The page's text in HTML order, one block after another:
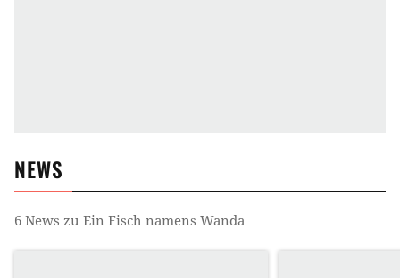
NEWS
6 News zu Ein Fisch namens Wanda